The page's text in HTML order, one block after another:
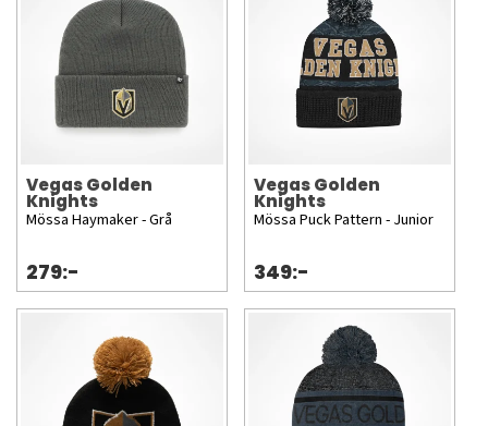
Vegas Golden
Knights
Mössa Haymaker - Grå
279:-
Vegas Golden
Knights
Mössa Puck Pattern - Junior
349:-